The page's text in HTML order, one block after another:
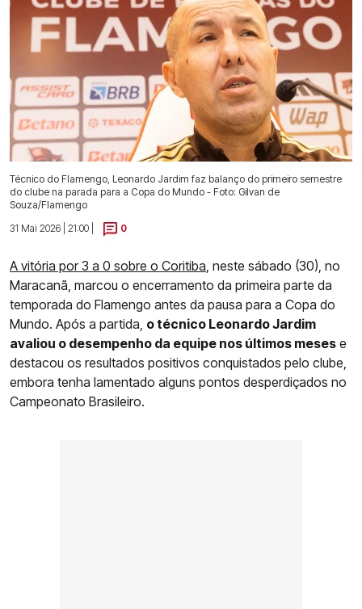
Técnico do Flamengo, Leonardo Jardim faz balanço do primeiro semestre
do clube na parada para a Copa do Mundo - Foto: Gilvan de
Souza/Flamengo
31 Mai 2026 | 21:00 |
0
A vitória por 3 a 0 sobre o Coritiba , neste sábado (30), no
Maracanã, marcou o encerramento da primeira parte da
temporada do Flamengo antes da pausa para a Copa do
Mundo. Após a partida, o técnico Leonardo Jardim
avaliou o desempenho da equipe nos últimos meses e
destacou os resultados positivos conquistados pelo clube,
embora tenha lamentado alguns pontos desperdiçados no
Campeonato Brasileiro.